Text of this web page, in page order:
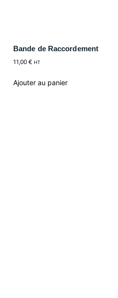
Bande de Raccordement
11,00 € HT
Ajouter au panier